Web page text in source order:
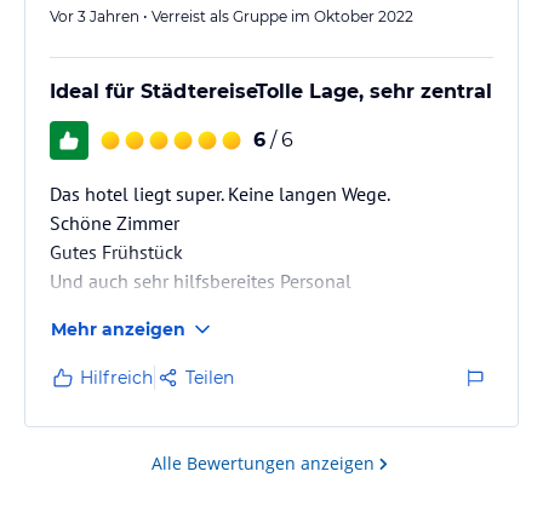
Vor 3 Jahren • Verreist als Gruppe im Oktober 2022
Ideal für StädtereiseTolle Lage, sehr zentral
6 / 6
Das hotel liegt super. Keine langen Wege.
Schöne Zimmer
Gutes Frühstück
Und auch sehr hilfsbereites Personal
Kann ich mit gutem Gewissen weiterempfehlen!
Mehr anzeigen
Hilfreich Teilen
Alle Bewertungen anzeigen